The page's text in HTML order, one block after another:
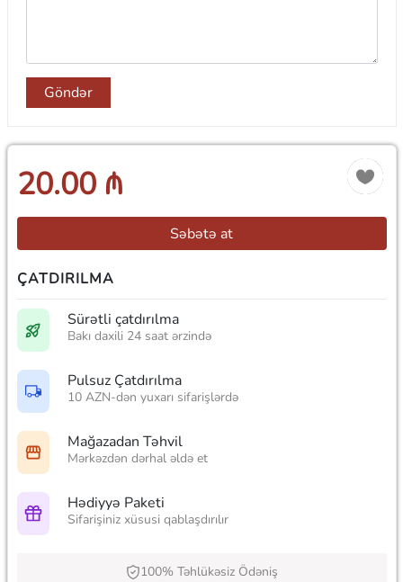
Göndər
20.00 ₼
Səbətə at
ÇATDIRILMA
Sürətli çatdırılma
Bakı daxili 24 saat ərzində
Pulsuz Çatdırılma
10 AZN-dən yuxarı sifarişlərdə
Mağazadan Təhvil
Mərkəzdən dərhal əldə et
Hədiyyə Paketi
Sifarişiniz xüsusi qablaşdırılır
100% Təhlükəsiz Ödəniş